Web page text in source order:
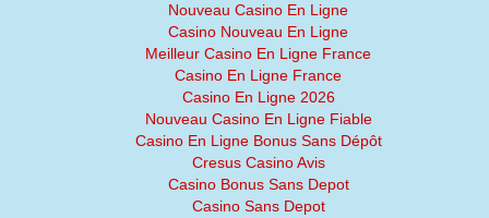
Nouveau Casino En Ligne
Casino Nouveau En Ligne
Meilleur Casino En Ligne France
Casino En Ligne France
Casino En Ligne 2026
Nouveau Casino En Ligne Fiable
Casino En Ligne Bonus Sans Dépôt
Cresus Casino Avis
Casino Bonus Sans Depot
Casino Sans Depot